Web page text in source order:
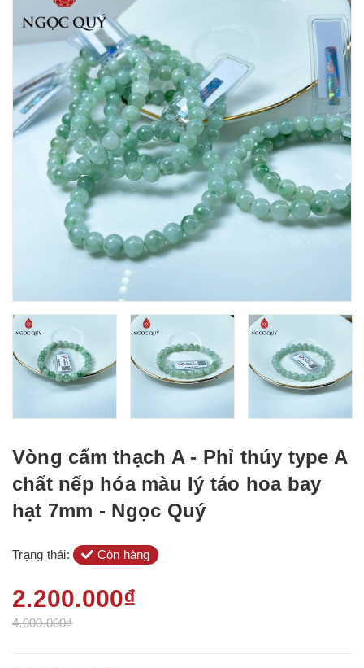
Vòng cẩm thạch A - Phỉ thúy type A
chất nếp hóa màu lý táo hoa bay
hạt 7mm - Ngọc Quý
Trạng thái: Còn hàng
2.200.000₫
4.000.000₫